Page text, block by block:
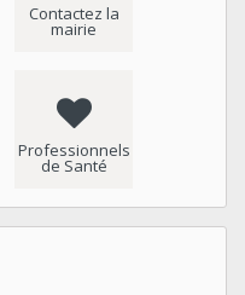
Contactez la
mairie
Professionnels
de Santé